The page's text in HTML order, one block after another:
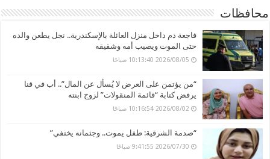
محافظات
فاجعة دم داخل منزل العائلة بالإسكندرية.. نجل يطعن والده
حتى الموت ويصيب أمه وشقيقه
2026/08/05 10:13:40 صباحًا
“من يؤتمن على العرض لا يُسأل عن المال”.. أب في قنا
يرفض كتابة “قائمة المنقولات” لزوج ابنته
2026/08/02 10:16:54 صباحًا
“صدمة الشرقية: طفل يموت.. وجثمانه يختفي”
2026/07/30 9:41:55 صباحًا